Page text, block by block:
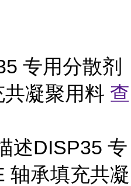
专用分散剂
凝聚用料 查
述DISP35 专
轴承填充共凝